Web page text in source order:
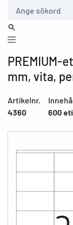
PREMIUM-
mm, vita,
Artikelnr.
4360
600